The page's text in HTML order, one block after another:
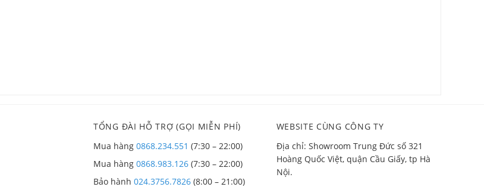
TỔNG ĐÀI HỖ TRỢ (GỌI MIỄN PHÍ)
Mua hàng 0868.234.551 (7:30 – 22:00)
Mua hàng 0868.983.126 (7:30 – 22:00)
Bảo hành 024.3756.7826 (8:00 – 21:00)
WEBSITE CÙNG CÔNG TY
Địa chỉ: Showroom Trung Đức số 321
Hoàng Quốc Việt, quận Cầu Giấy, tp Hà
Nội.